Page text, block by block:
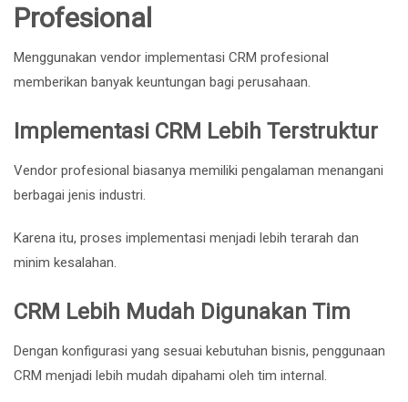
Profesional
Menggunakan vendor implementasi CRM profesional
memberikan banyak keuntungan bagi perusahaan.
Implementasi CRM Lebih Terstruktur
Vendor profesional biasanya memiliki pengalaman menangani
berbagai jenis industri.
Karena itu, proses implementasi menjadi lebih terarah dan
minim kesalahan.
CRM Lebih Mudah Digunakan Tim
Dengan konfigurasi yang sesuai kebutuhan bisnis, penggunaan
CRM menjadi lebih mudah dipahami oleh tim internal.